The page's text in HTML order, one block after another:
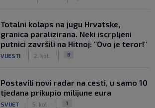
Totalni kolaps na jugu Hrvatske,
granica paralizirana. Neki iscrpljeni
putnici završili na Hitnoj: "Ovo je teror!"
VIJESTI 2. kol. 8
Postavili novi radar na cesti, u samo 10
tjedana prikupio milijune eura
SVIJET 5. kol. 1